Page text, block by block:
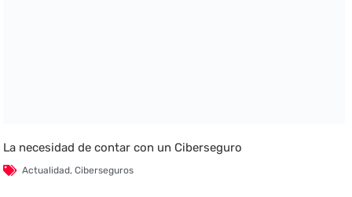
La necesidad de contar con un Ciberseguro
Actualidad,Ciberseguros